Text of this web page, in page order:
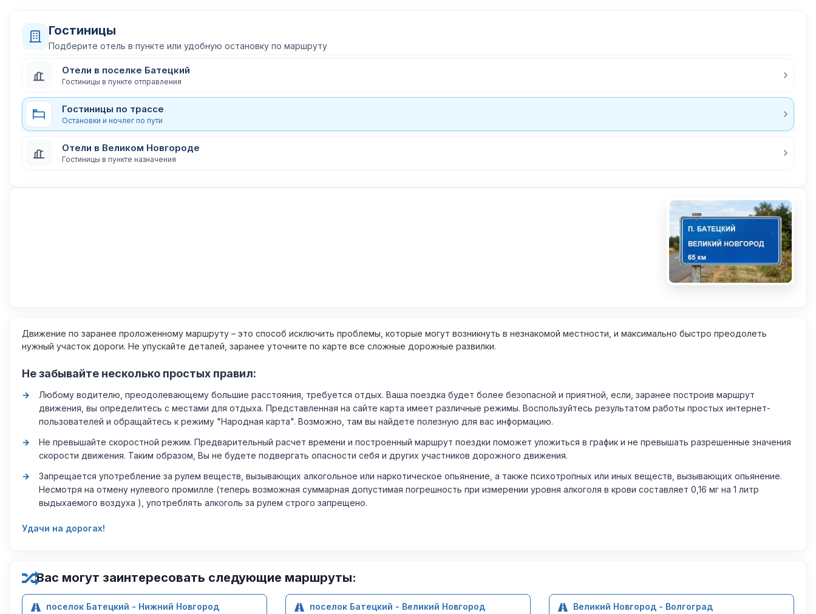
Гостиницы
Подберите отель в пункте или удобную остановку по маршруту
Отели в поселке Батецкий
Гостиницы в пункте отправления
Гостиницы по трассе
Остановки и ночлег по пути
Отели в Великом Новгороде
Гостиницы в пункте назначения
Движение по заранее проложенному маршруту – это способ исключить проблемы, которые могут возникнуть в незнакомой местности, и максимально быстро преодолеть
нужный участок дороги. Не упускайте деталей, заранее уточните по карте все сложные дорожные развилки.
Не забывайте несколько простых правил:
Любому водителю, преодолевающему большие расстояния, требуется отдых. Ваша поездка будет более безопасной и приятной, если, заранее построив маршрут
движения, вы определитесь с местами для отдыха. Представленная на сайте карта имеет различные режимы. Воспользуйтесь результатом работы простых интернет-
пользователей и обращайтесь к режиму "Народная карта". Возможно, там вы найдете полезную для вас информацию.
Не превышайте скоростной режим. Предварительный расчет времени и построенный маршрут поездки поможет уложиться в график и не превышать разрешенные значения
скорости движения. Таким образом, Вы не будете подвергать опасности себя и других участников дорожного движения.
Запрещается употребление за рулем веществ, вызывающих алкогольное или наркотическое опьянение, а также психотропных или иных веществ, вызывающих опьянение.
Несмотря на отмену нулевого промилле (теперь возможная суммарная допустимая погрешность при измерении уровня алкоголя в крови составляет 0,16 мг на 1 литр
выдыхаемого воздуха ), употреблять алкоголь за рулем строго запрещено.
Удачи на дорогах!
Вас могут заинтересовать следующие маршруты:
поселок Батецкий - Нижний Новгород поселок Батецкий - Великий Новгород Великий Новгород - Волгоград